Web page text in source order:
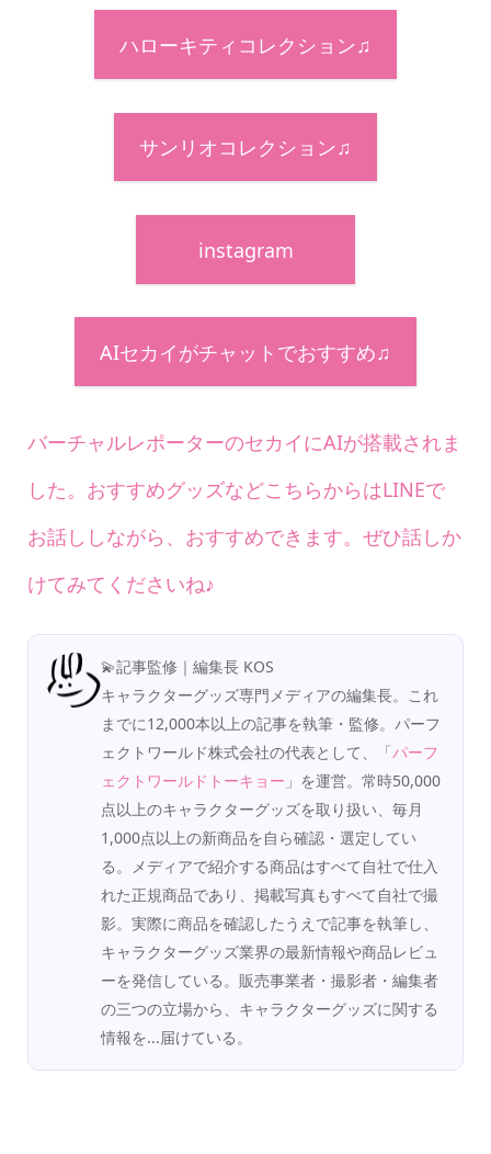
ハローキティコレクション♫
サンリオコレクション♫
instagram
AIセカイがチャットでおすすめ♫
バーチャルレポーターのセカイにAIが搭載されま
した。おすすめグッズなどこちらからはLINEで
お話ししながら、おすすめできます。ぜひ話しか
けてみてくださいね♪
💫記事監修｜編集長 KOS
キャラクターグッズ専門メディアの編集長。これ
までに12,000本以上の記事を執筆・監修。パーフ
ェクトワールド株式会社の代表として、「パーフ
ェクトワールドトーキョー 」を運営。常時50,000
点以上のキャラクターグッズを取り扱い、毎月
1,000点以上の新商品を自ら確認・選定してい
る。メディアで紹介する商品はすべて自社で仕入
れた正規商品であり、掲載写真もすべて自社で撮
影。実際に商品を確認したうえで記事を執筆し、
キャラクターグッズ業界の最新情報や商品レビュ
ーを発信している。販売事業者・撮影者・編集者
の三つの立場から、キャラクターグッズに関する
情報を...届けている。